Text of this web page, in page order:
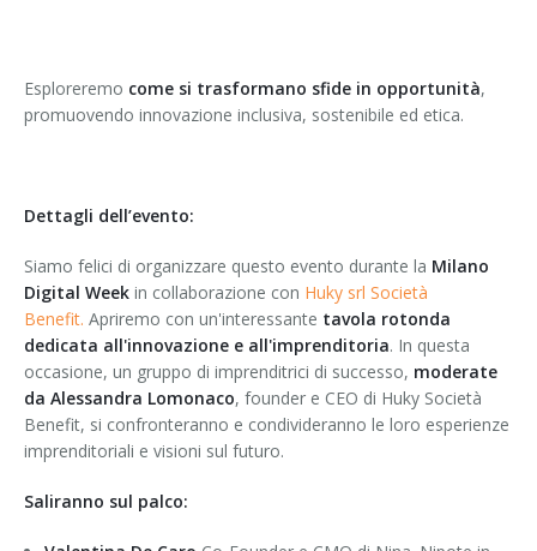
Esploreremo come si trasformano sfide in opportunità,
promuovendo innovazione inclusiva, sostenibile ed etica.
Dettagli dell’evento:
Siamo felici di organizzare questo evento durante la Milano
Digital Week in collaborazione con Huky srl Società
Benefit. Apriremo con un'interessante tavola rotonda
dedicata all'innovazione e all'imprenditoria. In questa
occasione, un gruppo di imprenditrici di successo, moderate
da Alessandra Lomonaco, founder e CEO di Huky Società
Benefit, si confronteranno e condivideranno le loro esperienze
imprenditoriali e visioni sul futuro.
Saliranno sul palco: